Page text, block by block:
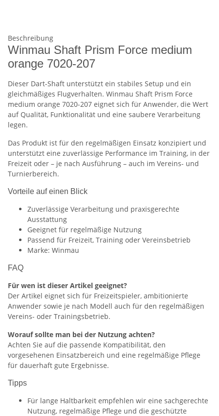
Beschreibung
Winmau Shaft Prism Force medium
orange 7020-207
Dieser Dart-Shaft unterstützt ein stabiles Setup und ein
gleichmäßiges Flugverhalten. Winmau Shaft Prism Force
medium orange 7020-207 eignet sich für Anwender, die Wert
auf Qualität, Funktionalität und eine saubere Verarbeitung
legen.
Das Produkt ist für den regelmäßigen Einsatz konzipiert und
unterstützt eine zuverlässige Performance im Training, in der
Freizeit oder – je nach Ausführung – auch im Vereins- und
Turnierbereich.
Vorteile auf einen Blick
Zuverlässige Verarbeitung und praxisgerechte
Ausstattung
Geeignet für regelmäßige Nutzung
Passend für Freizeit, Training oder Vereinsbetrieb
Marke: Winmau
FAQ
Für wen ist dieser Artikel geeignet?
Der Artikel eignet sich für Freizeitspieler, ambitionierte
Anwender sowie je nach Modell auch für den regelmäßigen
Vereins- oder Trainingsbetrieb.
Worauf sollte man bei der Nutzung achten?
Achten Sie auf die passende Kompatibilität, den
vorgesehenen Einsatzbereich und eine regelmäßige Pflege
für dauerhaft gute Ergebnisse.
Tipps
Für lange Haltbarkeit empfehlen wir eine sachgerechte
Nutzung, regelmäßige Pflege und die geschützte